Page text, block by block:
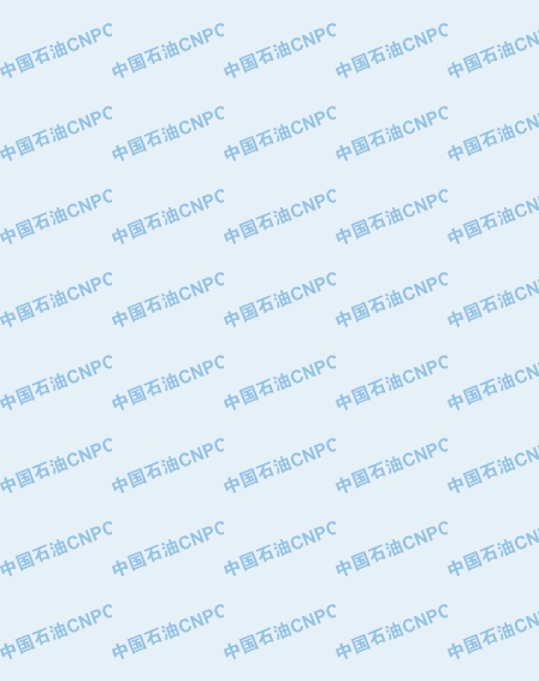
·中国石油锦西石化分公司
·大港油田集团有限责任公司
·深圳市肯多斯实业发展有限公司
·山东墨龙石油机械股份有限公司
·无锡西姆莱斯石油专用管制造有限公
·武汉钢铁（集团）公司
·太原钢铁(集团)有限公司
·马鞍山钢铁股份有限公司
·中国石油天然气股份有限公司兰州石
·中国石化茂名石化分公司
·中国石油大港油田分公司
·中油油气勘探软件国家工程研究中心
·西安长庆钻宇集团咸阳石化有限公司
·新疆安维消防设施器材有限公司
·华北石油津工机械制造有限公司
·上海山武控制仪表有限公司
·上海赛科石油化工有限责任公司